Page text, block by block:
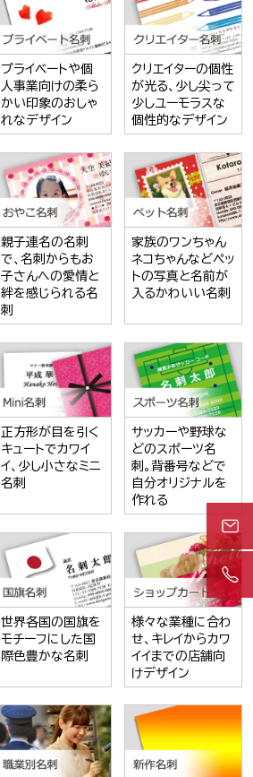
プライベートや個
人事業向けの柔ら
かい印象のおしゃ
れなデザイン
クリエイターの個性
が光る、少し尖って
少しユーモラスな
個性的なデザイン
親子連名の名刺
で、名刺からもお
子さんへの愛情と
絆を感じられる名
刺
家族のワンちゃん
ネコちゃんなどペッ
トの写真と名前が
入るかわいい名刺
正方形が目を引く
キュートでカワイ
イ、少し小さなミニ
名刺
サッカーや野球な
どのスポーツ名
刺。背番号などで
自分オリジナルを
作れる
世界各国の国旗を
モチーフにした国
際色豊かな名刺
様々な業種に合わ
せ、キレイからカワ
イイまでの店舗向
けデザイン